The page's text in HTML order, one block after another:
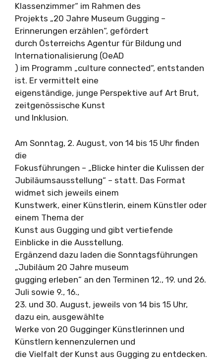
Klassenzimmer“ im Rahmen des
Projekts „20 Jahre Museum Gugging –
Erinnerungen erzählen“, gefördert
durch Österreichs Agentur für Bildung und
Internationalisierung (OeAD
) im Programm „culture connected“, entstanden
ist. Er vermittelt eine
eigenständige, junge Perspektive auf Art Brut,
zeitgenössische Kunst
und Inklusion.
Am Sonntag, 2. August, von 14 bis 15 Uhr finden
die
Fokusführungen – „Blicke hinter die Kulissen der
Jubiläumsausstellung“ – statt. Das Format
widmet sich jeweils einem
Kunstwerk, einer Künstlerin, einem Künstler oder
einem Thema der
Kunst aus Gugging und gibt vertiefende
Einblicke in die Ausstellung.
Ergänzend dazu laden die Sonntagsführungen
„Jubiläum 20 Jahre museum
gugging erleben“ an den Terminen 12., 19. und 26.
Juli sowie 9., 16.,
23. und 30. August, jeweils von 14 bis 15 Uhr,
dazu ein, ausgewählte
Werke von 20 Gugginger Künstlerinnen und
Künstlern kennenzulernen und
die Vielfalt der Kunst aus Gugging zu entdecken.